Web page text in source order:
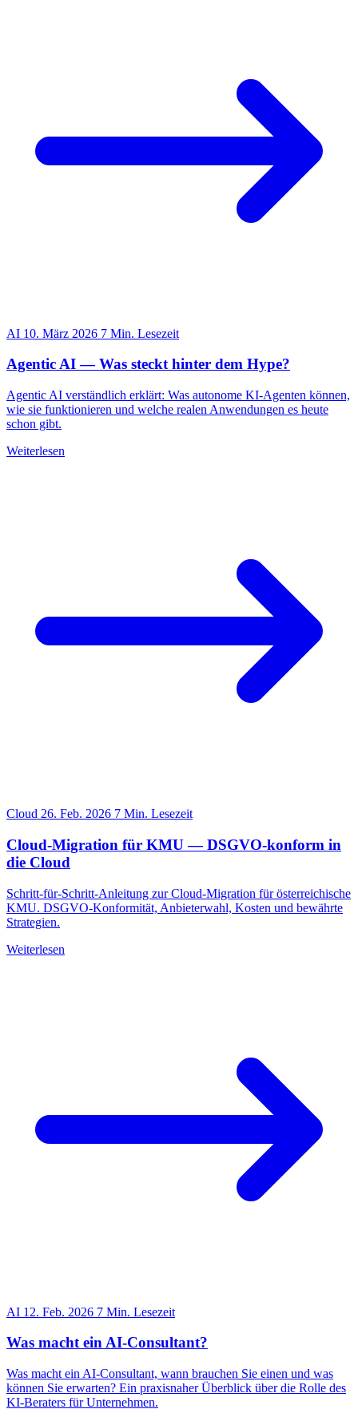
AI 10. März 2026 7 Min. Lesezeit
Agentic AI — Was steckt hinter dem Hype?
Agentic AI verständlich erklärt: Was autonome KI-Agenten können,
wie sie funktionieren und welche realen Anwendungen es heute
schon gibt.
Weiterlesen
Cloud 26. Feb. 2026 7 Min. Lesezeit
Cloud-Migration für KMU — DSGVO-konform in
die Cloud
Schritt-für-Schritt-Anleitung zur Cloud-Migration für österreichische
KMU. DSGVO-Konformität, Anbieterwahl, Kosten und bewährte
Strategien.
Weiterlesen
AI 12. Feb. 2026 7 Min. Lesezeit
Was macht ein AI-Consultant?
Was macht ein AI-Consultant, wann brauchen Sie einen und was
können Sie erwarten? Ein praxisnaher Überblick über die Rolle des
KI-Beraters für Unternehmen.